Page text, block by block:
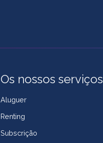
Os nossos serviços
Aluguer
Renting
Subscrição